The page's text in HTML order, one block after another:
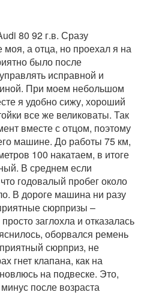
80 92 г.в. Сразу
а отца, но проехал я на
было после
исправной и
При моем небольшом
я удобно сижу, хороший
все же великоваты. Так
вместе с отцом, поэтому
машине. До работы 75 км,
100 накатаем, в итоге
В среднем если
годовалый пробег около
В дороге машина ни разу
сюрпризы –
заглохла и отказалась
оборвался ремень
сюрприз, не
гнет клапана, как на
на подвеске. Это,
после возраста